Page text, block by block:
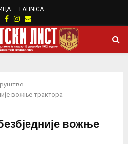
LATINICA
Facebook
Instagram
Email
вожње трактора
вожње